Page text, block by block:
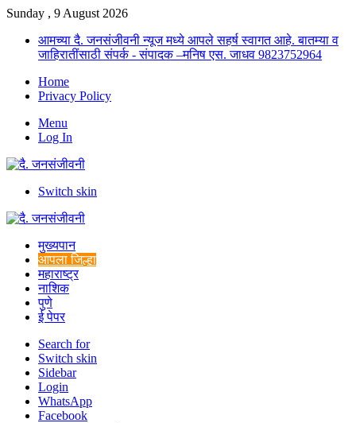
Sunday , 9 August 2026
आमच्या दै. जनसंजीवनी न्यूज मध्ये आपले सहर्ष स्वागत आहे. बातम्या व
जाहिरातींसाठी संपर्क - संपादक –मनिष एस. जाधव 9823752964
Home
Privacy Policy
Menu
Log In
Switch skin
मुख्यपान
आपला जिल्हा
महाराष्ट्र
नाशिक
पुणे
ई पेपर
Search for
Switch skin
Sidebar
Login
WhatsApp
Facebook